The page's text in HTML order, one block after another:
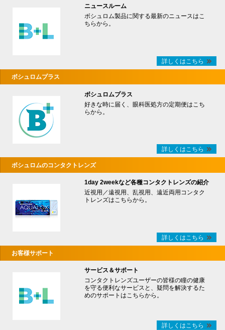
ニュースルーム
ボシュロム製品に関する最新のニュースはこ
ちらから。
詳しくはこちら
ボシュロムプラス
ボシュロムプラス
好きな時に届く、眼科医処方の定期便はこち
らから。
詳しくはこちら
ボシュロムのコンタクトレンズ
1day 2weekなど各種コンタクトレンズの紹介
近視用／遠視用、乱視用、遠近両用コンタク
トレンズはこちらから。
詳しくはこちら
お客様サポート
サービス＆サポート
コンタクトレンズユーザーの皆様の瞳の健康
を守る便利なサービスと、疑問を解決するた
めのサポートはこちらから。
詳しくはこちら